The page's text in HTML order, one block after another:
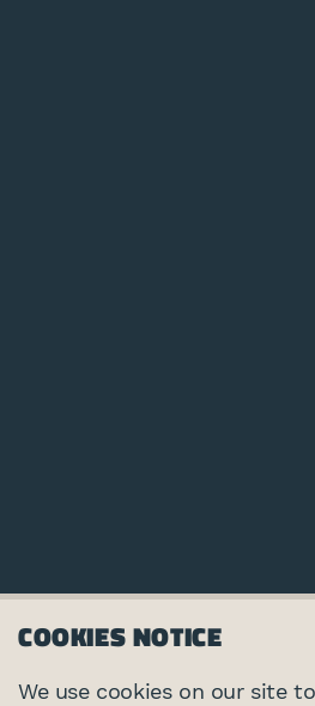
COOKIES NOTICE
We use cookies on our site